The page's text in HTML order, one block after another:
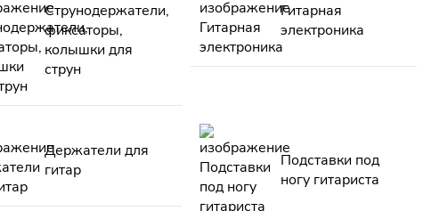
Струнодержатели,
фиксаторы,
колышки для
струн
Гитарная
электроника
Держатели для
гитар
Подставки под
ногу гитариста